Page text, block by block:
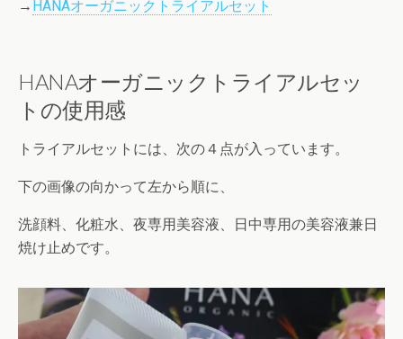
→ HANAオーガニックトライアルセット
HANAオーガニックトライアルセッ
トの使用感
トライアルセットには、次の４点が入っています。
下の画像の向かって左から順に、
洗顔料、化粧水、夜専用美容液、日中専用の美容液兼日
焼け止めです。